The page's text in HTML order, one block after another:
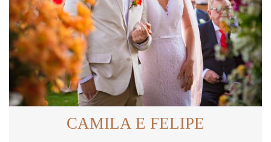
CAMILA E FELIPE